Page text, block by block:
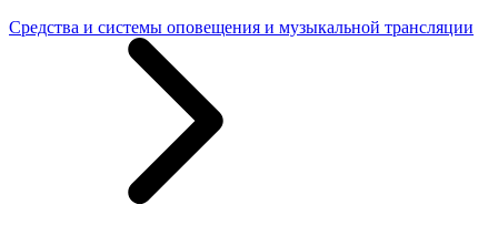
Средства и системы оповещения и музыкальной трансляции